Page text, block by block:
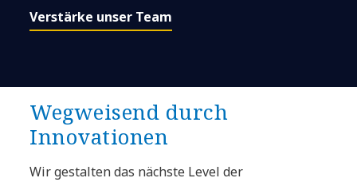
Verstärke unser Team
Wegweisend durch
Innovationen
Wir gestalten das nächste Level der